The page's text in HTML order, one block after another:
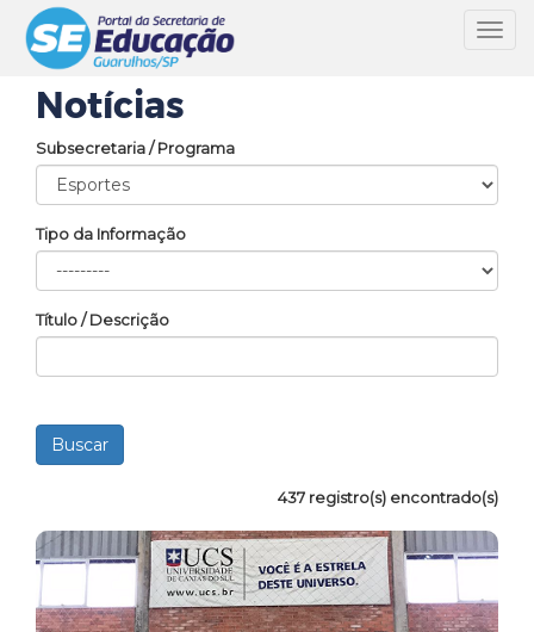
Notícias
Subsecretaria / Programa
Tipo da Informação
Título / Descrição
437 registro(s) encontrado(s)